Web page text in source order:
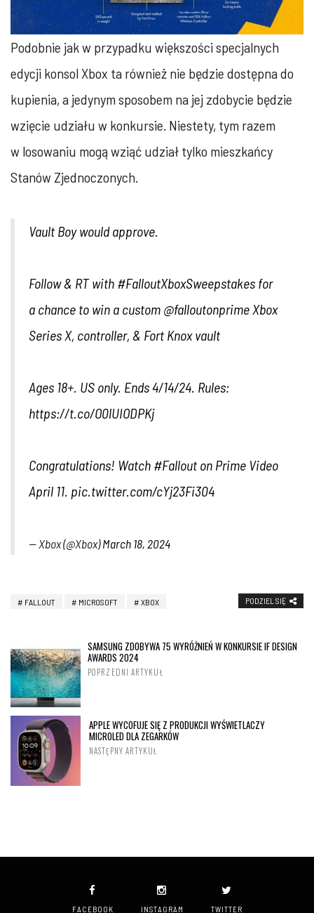
Podobnie jak w przypadku większości specjalnych
edycji konsol Xbox ta również nie będzie dostępna do
kupienia, a jedynym sposobem na jej zdobycie będzie
wzięcie udziału w konkursie. Niestety, tym razem
w losowaniu mogą wziąć udział tylko mieszkańcy
Stanów Zjednoczonych.
Vault Boy would approve.
Follow & RT with #FalloutXboxSweepstakes for
a chance to win a custom @falloutonprime Xbox
Series X, controller, & Fort Knox vault
Ages 18+. US only. Ends 4/14/24. Rules:
https://t.co/O0lUIODPKj
Congratulations! Watch #Fallout on Prime Video
April 11. pic.twitter.com/cYj23Fi304
— Xbox (@Xbox)March 18, 2024
FALLOUT MICROSOFT XBOX PODZIEL SIĘ
SAMSUNG ZDOBYWA 75 WYRÓŻNIEŃ W KONKURSIE IF DESIGN
AWARDS 2024
POPRZEDNI ARTYKUŁ
APPLE WYCOFUJE SIĘ Z PRODUKCJI WYŚWIETLACZY
MICROLED DLA ZEGARKÓW
NASTĘPNY ARTYKUŁ
FACEBOOK INSTAGRAM TWITTER